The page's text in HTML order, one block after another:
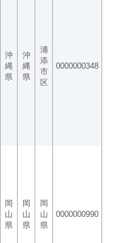
沖
縄
県
沖
縄
県
浦
添
市
区
0000000348
岡
山
県
岡
山
県
岡
山
県
0000000990